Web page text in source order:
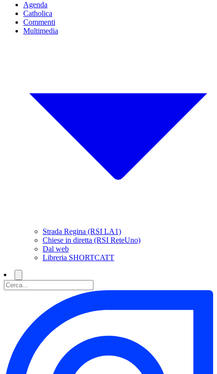
Agenda
Catholica
Commenti
Multimedia
Strada Regina (RSI LA1)
Chiese in diretta (RSI ReteUno)
Dal web
Libreria SHORTCATT